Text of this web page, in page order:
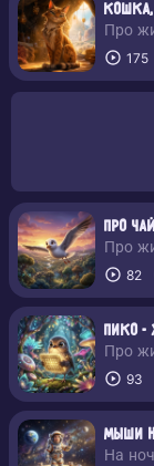
Про
175
Про
Про
82
Пико -
Про
93
Мыши
На